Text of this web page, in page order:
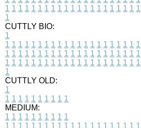
1 1 1 1 1 1 1 1 1 1 1 1 1 1 1 1 1 1 1 1 1
1
CUTTLY BIO:
1
1 1 1 1 1 1 1 1 1 1 1 1 1 1 1 1 1 1 1 1 1
1 1 1 1 1 1 1 1 1 1 1 1 1 1 1 1 1 1 1 1 1
1 1 1 1 1 1 1 1 1 1 1 1 1 1 1 1 1 1 1 1 1
1
CUTTLY OLD:
1
1 1 1 1 1 1 1 1 1 1
MEDIUM:
1 1 1 1 1 1 1 1 1 1
1 1 1 1 1 1 1 1 1 1 1 1 1 1 1 1 1 1 1 1 1